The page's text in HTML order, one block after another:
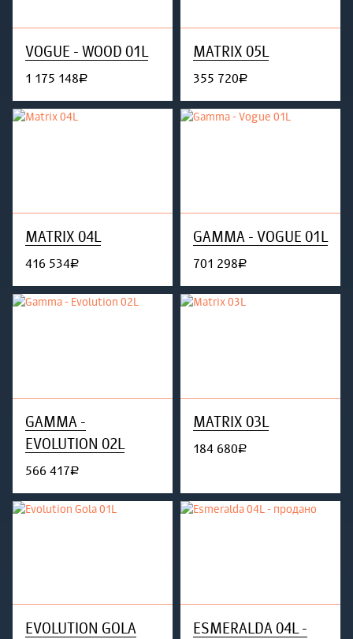
VOGUE - WOOD 01L
1 175 148руб.
MATRIX 05L
355 720руб.
MATRIX 04L
416 534руб.
GAMMA - VOGUE 01L
701 298руб.
GAMMA -
EVOLUTION 02L
566 417руб.
MATRIX 03L
184 680руб.
EVOLUTION GOLA
ESMERALDA 04L -